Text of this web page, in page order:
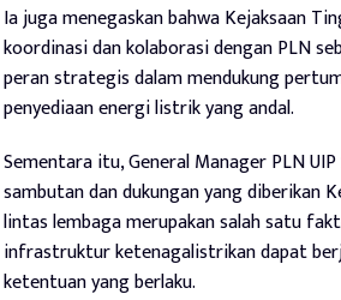
Ia juga menegaskan bahwa Kejaksaan
koordinasi dan kolaborasi dengan PLN
peran strategis dalam mendukung
penyediaan energi listrik yang andal.
Sementara itu, General Manager PLN
sambutan dan dukungan yang diberikan
lintas lembaga merupakan salah satu
infrastruktur ketenagalistrikan dapat
ketentuan yang berlaku.